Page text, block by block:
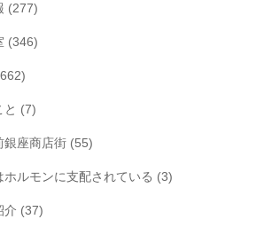
(277)
(346)
と (7)
銀座商店街 (55)
ホルモンに支配されている (3)
介 (37)